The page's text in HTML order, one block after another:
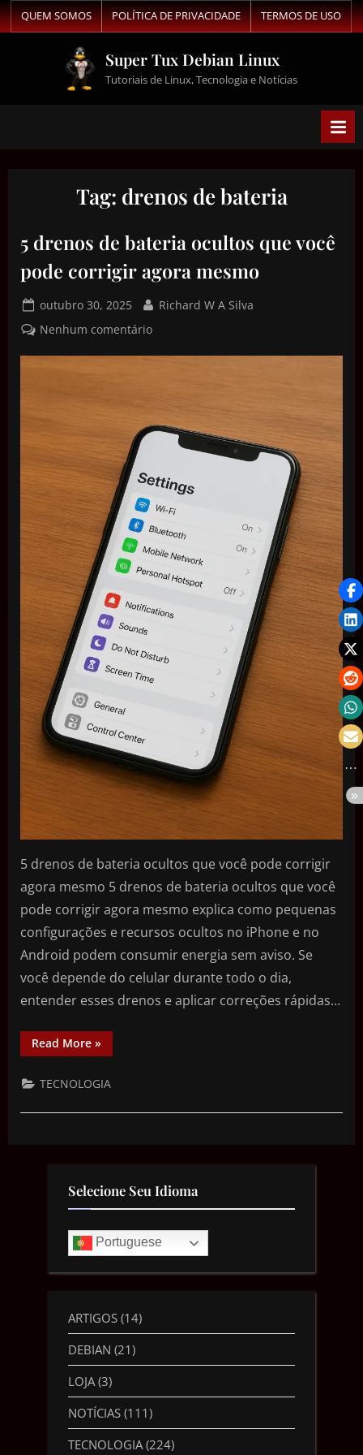
QUEM SOMOS POLÍTICA DE PRIVACIDADE TERMOS DE USO
Super Tux Debian Linux
Tutoriais de Linux, Tecnologia e Notícias
Tag: drenos de bateria
5 drenos de bateria ocultos que você
pode corrigir agora mesmo
outubro 30, 2025
Richard W A Silva
Nenhum comentário
5 drenos de bateria ocultos que você pode corrigir
agora mesmo 5 drenos de bateria ocultos que você
pode corrigir agora mesmo explica como pequenas
configurações e recursos ocultos no iPhone e no
Android podem consumir energia sem aviso. Se
você depende do celular durante todo o dia,
entender esses drenos e aplicar correções rápidas…
Read More »
TECNOLOGIA
Selecione Seu Idioma
Portuguese
ARTIGOS (14)
DEBIAN (21)
LOJA (3)
NOTÍCIAS (111)
TECNOLOGIA(224)